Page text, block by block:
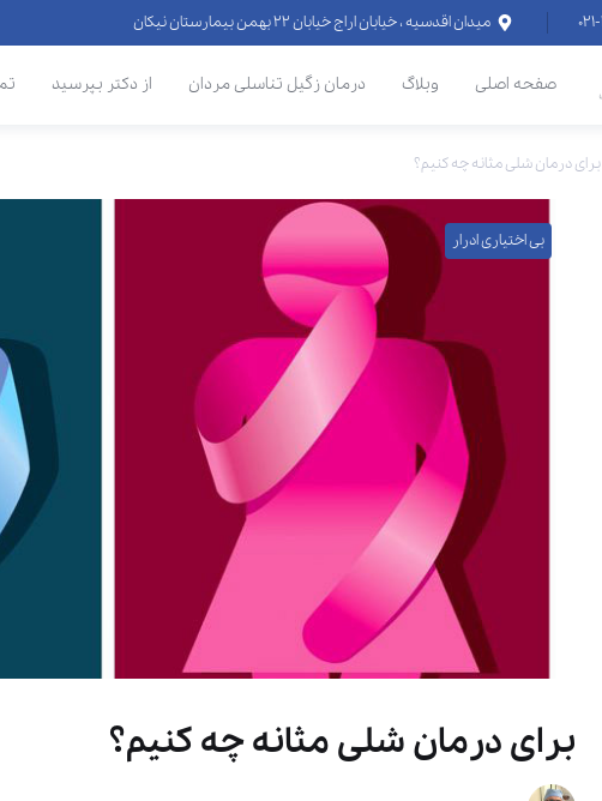
میدان اقدسیه ، خیابان اراج خیابان ۲۲ بهمن بیمارستان نیکان
صفحه اصلی وبلاگ درمان زگیل تناسلی مردان از دکتر بپرسید
برای درمان شلی مثانه چه کنیم؟
بی اختیاری ادرار
برای درمان شلی مثانه چه کنیم؟